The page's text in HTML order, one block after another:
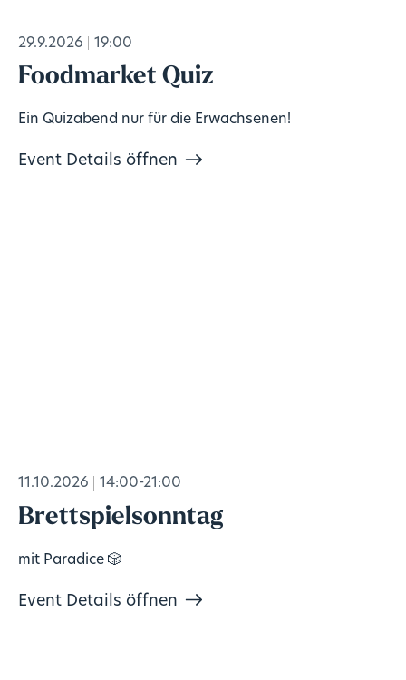
29.9.2026 19:00
Foodmarket Quiz
Ein Quizabend nur für die Erwachsenen!
Event Details öffnen
11.10.2026 14:00-21:00
Brettspielsonntag
mit Paradice 🎲
Event Details öffnen